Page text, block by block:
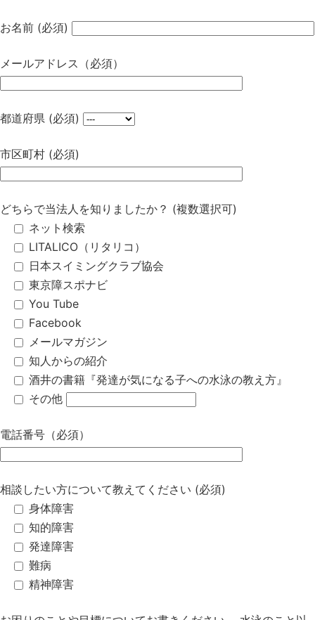
お名前 (必須)
メールアドレス（必須）
都道府県 (必須)
市区町村 (必須)
どちらで当法人を知りましたか？ (複数選択可)
ネット検索
LITALICO（リタリコ）
日本スイミングクラブ協会
東京障スポナビ
You Tube
Facebook
メールマガジン
知人からの紹介
酒井の書籍『発達が気になる子への水泳の教え方』
その他
電話番号（必須）
相談したい方について教えてください (必須)
身体障害
知的障害
発達障害
難病
精神障害